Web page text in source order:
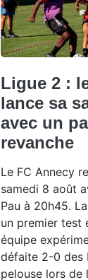
Ligue 2 :
lance sa
avec un
revanche
Le FC Annecy
samedi 8 août
Pau à 20h45.
un premier test
équipe
défaite 2-0 des
pelouse lors de